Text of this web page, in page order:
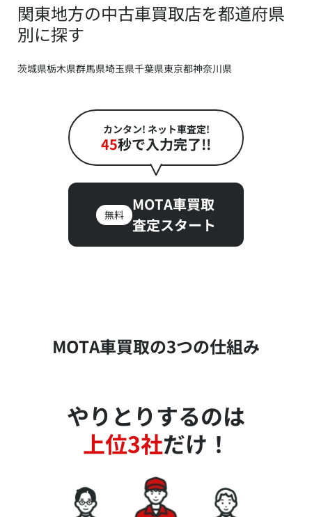
関東地方の中古車買取店を都道府県
別に探す
茨城県栃木県群馬県埼玉県千葉県東京都神奈川県
カンタン! ネット車査定!
45秒で入力完了!!
無料
MOTA車買取
査定スタート
MOTA車買取の3つの仕組み
やりとりするのは
上位3社だけ！